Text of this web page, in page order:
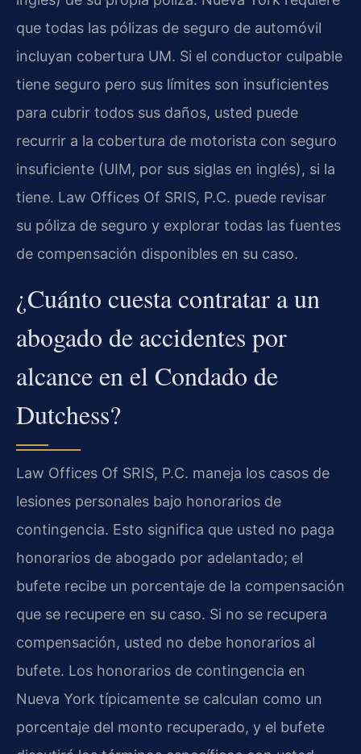
que todas las pólizas de seguro de automóvil
incluyan cobertura UM. Si el conductor culpable
tiene seguro pero sus límites son insuficientes
para cubrir todos sus daños, usted puede
recurrir a la cobertura de motorista con seguro
insuficiente (UIM, por sus siglas en inglés), si la
tiene. Law Offices Of SRIS, P.C. puede revisar
su póliza de seguro y explorar todas las fuentes
de compensación disponibles en su caso.
¿Cuánto cuesta contratar a un
abogado de accidentes por
alcance en el Condado de
Dutchess?
Law Offices Of SRIS, P.C. maneja los casos de
lesiones personales bajo honorarios de
contingencia. Esto significa que usted no paga
honorarios de abogado por adelantado; el
bufete recibe un porcentaje de la compensación
que se recupere en su caso. Si no se recupera
compensación, usted no debe honorarios al
bufete. Los honorarios de contingencia en
Nueva York típicamente se calculan como un
porcentaje del monto recuperado, y el bufete